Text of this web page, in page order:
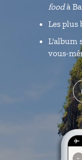
foodà
Les plus
L'album
vous-